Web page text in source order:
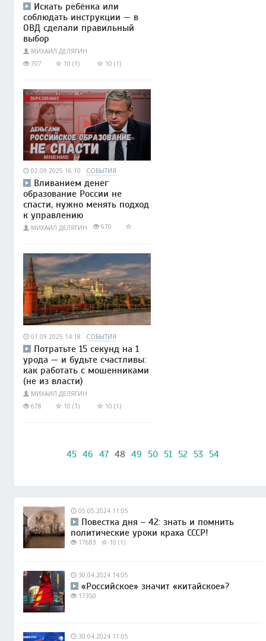
Искать ребёнка или
соблюдать инструкции — в
ОВД сделали правильный
выбор
МИХАИЛ ДЕЛЯГИН
707
10 (1) 10 (1)
02.09.2025 16:10 СОБЫТИЯ
Вливанием денег
образование России не
спасти, нужно менять подход
к управлению
МИХАИЛ ДЕЛЯГИН 670
01.09.2025 14:18 СОБЫТИЯ
Потратьте 15 секунд на 1
урода — и будьте счастливы:
как работать с мошенниками
(не из власти)
МИХАИЛ ДЕЛЯГИН
678
10 (1) 10 (1)
45 46 47 48 49 50 51 52 53 54
05.05.2024 11:05
Повестка дня – 42: знать и помнить
политические уроки краха СССР!
17683 10 (1)
30.04.2024 14:05
«Российское» значит «китайское»?
17350
30.04.2024 11:05